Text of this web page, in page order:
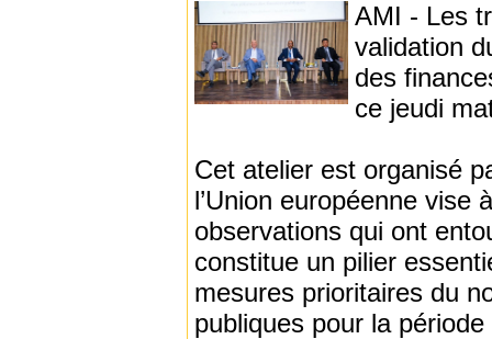
AMI - Les
validation
des
ce jeudi
Cet atelier est organisé
l’Union européenne
observations qui ont
constitue un pilier
mesures prioritaires du
publiques pour la